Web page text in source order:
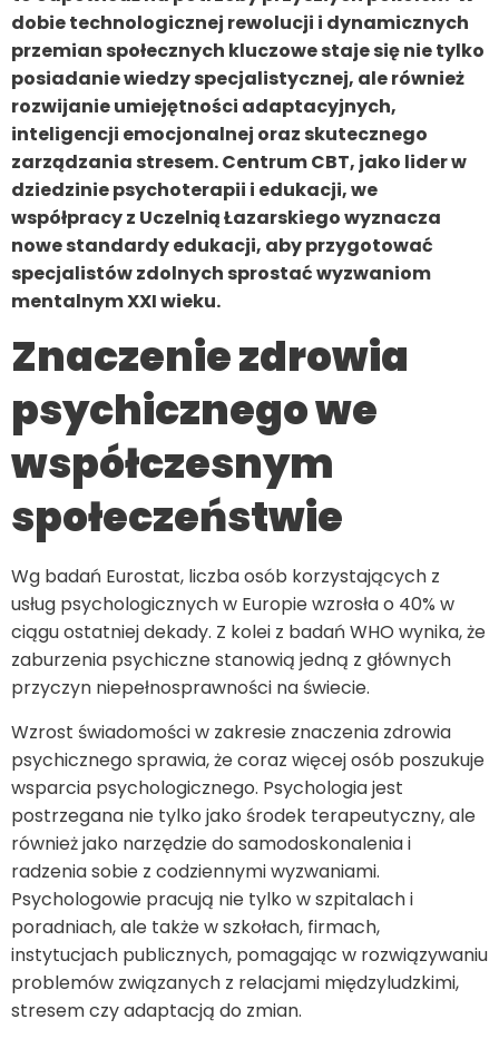
dobie technologicznej rewolucji i dynamicznych
przemian społecznych kluczowe staje się nie tylko
posiadanie wiedzy specjalistycznej, ale również
rozwijanie umiejętności adaptacyjnych,
inteligencji emocjonalnej oraz skutecznego
zarządzania stresem. Centrum CBT, jako lider w
dziedzinie psychoterapii i edukacji, we
współpracy z Uczelnią Łazarskiego wyznacza
nowe standardy edukacji, aby przygotować
specjalistów zdolnych sprostać wyzwaniom
mentalnym XXI wieku.
Znaczenie zdrowia
psychicznego we
współczesnym
społeczeństwie
Wg badań Eurostat, liczba osób korzystających z
usług psychologicznych w Europie wzrosła o 40% w
ciągu ostatniej dekady. Z kolei z badań WHO wynika, że
zaburzenia psychiczne stanowią jedną z głównych
przyczyn niepełnosprawności na świecie.
Wzrost świadomości w zakresie znaczenia zdrowia
psychicznego sprawia, że coraz więcej osób poszukuje
wsparcia psychologicznego. Psychologia jest
postrzegana nie tylko jako środek terapeutyczny, ale
również jako narzędzie do samodoskonalenia i
radzenia sobie z codziennymi wyzwaniami.
Psychologowie pracują nie tylko w szpitalach i
poradniach, ale także w szkołach, firmach,
instytucjach publicznych, pomagając w rozwiązywaniu
problemów związanych z relacjami międzyludzkimi,
stresem czy adaptacją do zmian.